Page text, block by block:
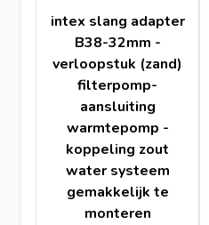
intex slang adapter
B38-32mm -
verloopstuk (zand)
filterpomp-
aansluiting
warmtepomp -
koppeling zout
water systeem
gemakkelijk te
monteren